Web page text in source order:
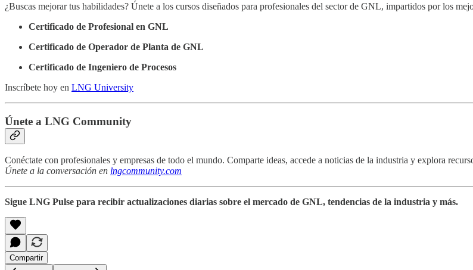
¿Buscas mejorar tus habilidades? Únete a los cursos diseñados para profesionales del sector de GNL, impartidos por los
Certificado de Profesional en GNL
Certificado de Operador de Planta de GNL
Certificado de Ingeniero de Procesos
Inscríbete hoy en LNG University
Únete a LNG Community
Conéctate con profesionales y empresas de todo el mundo. Comparte ideas, accede a noticias de la industria y explora
Únete a la conversación en lngcommunity.com
Sigue LNG Pulse para recibir actualizaciones diarias sobre el mercado de GNL, tendencias de la industria y más.
Compartir